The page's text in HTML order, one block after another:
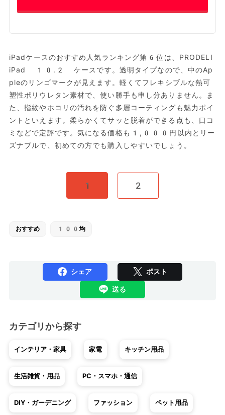
iPadケースのおすすめ人気ランキング第6位は、PRODELI
iPad 10.2 ケースです。透明タイプなので、中のAp
pleのリンゴマークが見えます。軽くてフレキシブルな熱可
塑性ポリウレタン素材で、使い勝手も申し分ありません。ま
た、指紋やホコリの汚れを防ぐ多層コーティングも魅力ポイ
ントといえます。柔らかくてサッと脱着ができる点も、口コ
ミなどで定評です。気になる価格も1,000円以内とリー
ズナブルで、初めての方でも購入しやすいでしょう。
1 2
おすすめ 100均
シェア ポスト
送る
カテゴリから探す
インテリア・家具 家電 キッチン用品
生活雑貨・用品 PC・スマホ・通信
DIY・ガーデニング ファッション ペット用品